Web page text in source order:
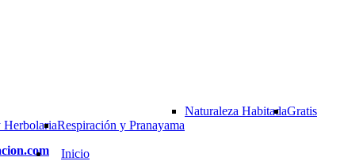
HerbolariaRespiración y Pranayama
Naturaleza HabitadaGratis
Inicio